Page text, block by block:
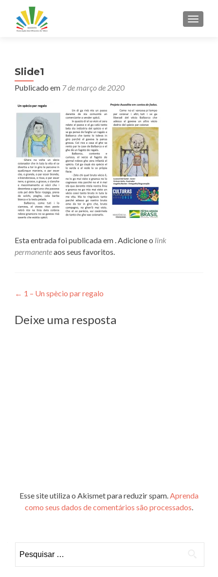
Slide1
Publicado em 7 de março de 2020
Esta entrada foi publicada em . Adicione o link
permanenteaos seus favoritos.
Navegação
de
Post
← 1 – Un spècio par regalo
Deixe uma resposta
Esse site utiliza o Akismet para reduzir spam.Aprenda
como seus dados de comentários são processados.
por: